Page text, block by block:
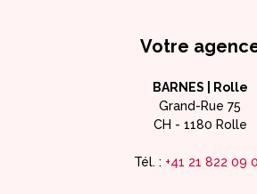
Votre
BARNES | Rolle
Grand-Rue 75
CH - 1180 Rolle
Tél. : +41 21 822 09